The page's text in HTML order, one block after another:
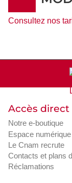
Consultez nos
Accès direct
Notre e-boutique
Espace
Le Cnam recrute
Contacts et plans
Réclamations